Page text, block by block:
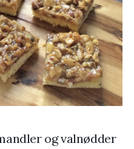
og valnødder